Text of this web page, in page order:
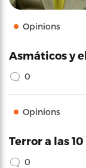
Opinions
Asmáticos y
0
Opinions
Terror a las 10
0